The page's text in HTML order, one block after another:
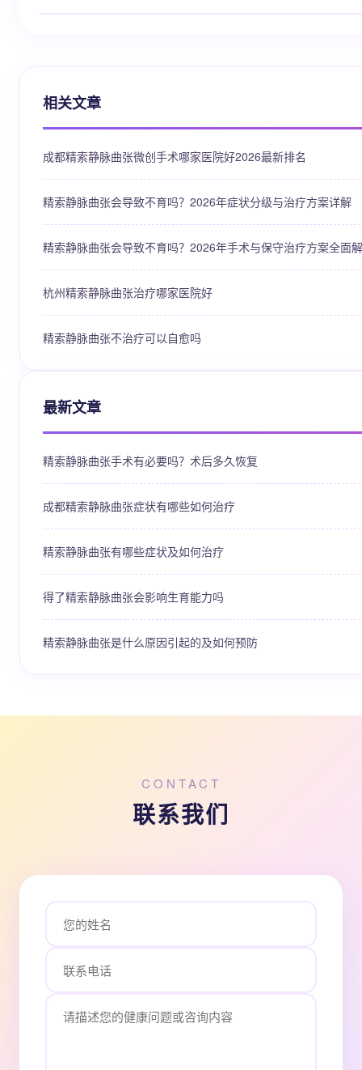
相关文章
成都精索静脉曲张微创手术哪家医院好2026最新排名
精索静脉曲张会导致不育吗？2026年症状分级与治疗方案详解
精索静脉曲张会导致不育吗？2026年手术与保守治疗方案全面
杭州精索静脉曲张治疗哪家医院好
精索静脉曲张不治疗可以自愈吗
最新文章
精索静脉曲张手术有必要吗？术后多久恢复
成都精索静脉曲张症状有哪些如何治疗
精索静脉曲张有哪些症状及如何治疗
得了精索静脉曲张会影响生育能力吗
精索静脉曲张是什么原因引起的及如何预防
CONTACT
联系我们